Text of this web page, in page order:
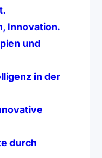
Innovation.(öffnet
und
in der
Tab)
in neuem Tab)
durch